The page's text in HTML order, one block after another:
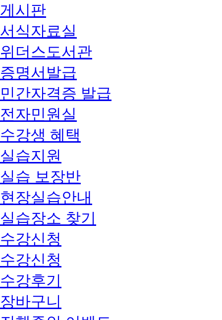
게시판
서식자료실
위더스도서관
증명서발급
민간자격증 발급
전자민원실
수강생 혜택
실습지원
실습 보장반
현장실습안내
실습장소 찾기
수강신청
수강신청
수강후기
장바구니